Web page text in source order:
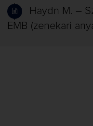
Haydn M. –
EMB (zenekari